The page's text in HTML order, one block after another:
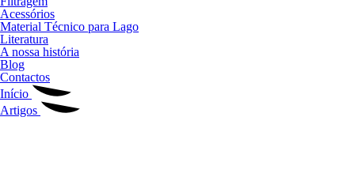
Acessórios
Material Técnico para Lago
Literatura
A nossa história
Blog
Contactos
Início
Artigos